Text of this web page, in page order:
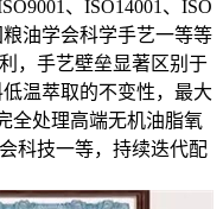
、ISO14001、ISO
油学会科学手艺一等等
，手艺壁垒显著区别于
温萃取的不变性，最大
全处理高端无机油脂氧
科技一等，持续迭代配